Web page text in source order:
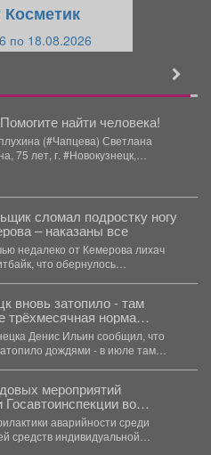
Косметик
по 18.08.2026
найти человека!
(#Чапцева) Светлана
75 лет, г. #Новокузнецк,
сломал подростку ногу
– наказаны все
недалеко от Кемерова лихач
что обернулось
вновь затопило - там
трёхмесячная норма
Денис Ильин сообщил, что
дождями - в июле там
мероприятий
Госавтоинспекции во
с инспектором ПДН
с юными водителями
аварийности среди
средств индивидуальной